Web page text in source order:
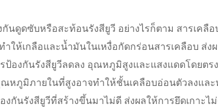
นดูดซับหรือสะท้อนรังสียูวี อย่างไรก็ตาม สารเคลื
ให้เกลือและน้ำมันในเหงื่อกัดกร่อนสารเคลือบ ส่
องกันรังสียูวีลดลง อุณหภูมิสูงและแสงแดดโดยตร
หภูมิภายในที่สูงอาจทำให้ชั้นเคลือบอ่อนตัวลงแล
กันรังสียูวีที่สร้างขึ้นมาไม่ดี ส่งผลให้การยึดเกาะ